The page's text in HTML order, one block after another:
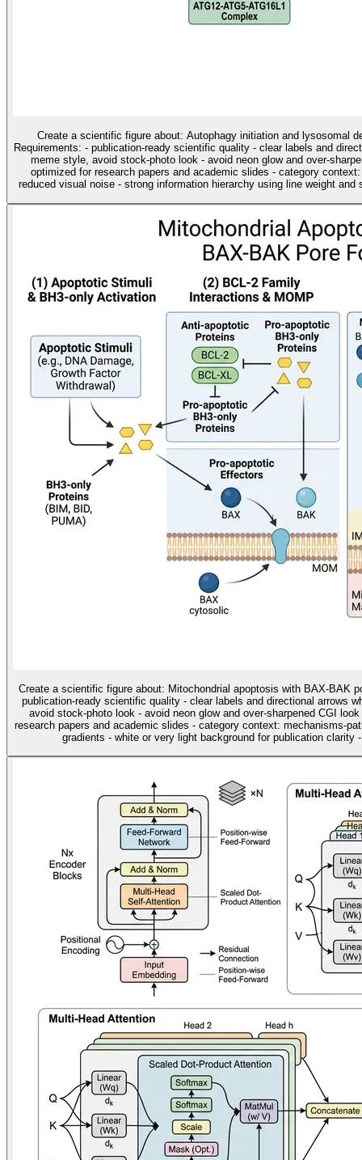
Create a scientific figure about: Autophagy initiation and lysosomal
Requirements: - publication-ready scientific quality - clear labels and
meme style, avoid stock-photo look - avoid neon glow and over-
optimized for research papers and academic slides - category
reduced visual noise - strong information hierarchy using line weight
Create a scientific figure about: Mitochondrial apoptosis with BAX-BAK
publication-ready scientific quality - clear labels and directional arrows
avoid stock-photo look - avoid neon glow and over-sharpened CGI
research papers and academic slides - category context: mechanisms-
gradients - white or very light background for publication